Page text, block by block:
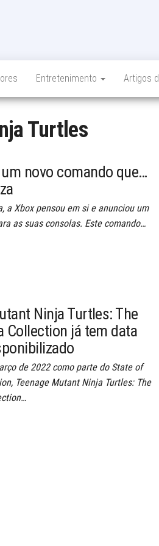
Entretenimento Artigos
Turtles
novo comando que…
a Xbox pensou em si e anunciou um
as suas consolas. Este comando…
Ninja Turtles: The
Collection já tem data
de 2022 como parte do State of
Teenage Mutant Ninja Turtles: The